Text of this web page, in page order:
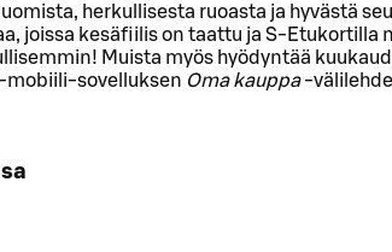
herkullisesta ruoasta ja hyvästä
joissa kesäfiilis on taattu ja S-Etukortilla
Muista myös hyödyntää
mobiili-sovelluksen Oma kauppa-